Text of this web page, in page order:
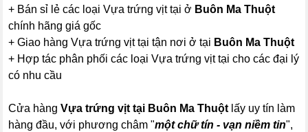
+ Bán sỉ lẻ các loại Vựa trứng vịt tại ở Buôn Ma Thuột
chính hãng giá gốc
+ Giao hàng Vựa trứng vịt tại tận nơi ở tại Buôn Ma Thuột
+ Hợp tác phân phối các loại Vựa trứng vịt tại cho các đại lý
có nhu cầu
Cửa hàngVựa trứng vịt tại Buôn Ma Thuột lấy uy tín làm
hàng đầu, với phương châm "một chữ tín - vạn niềm tin",